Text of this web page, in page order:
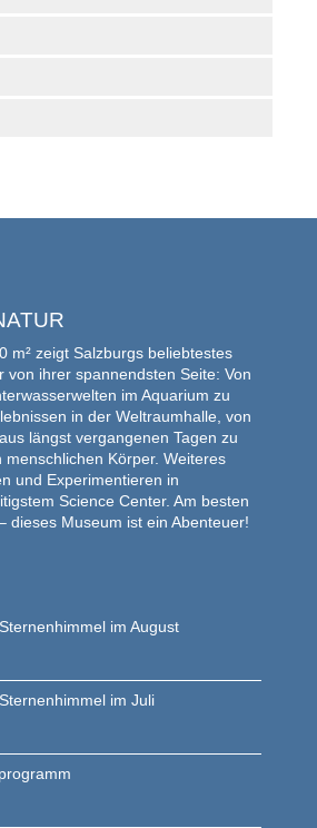
m² zeigt Salzburgs beliebtestes
von ihrer spannendsten Seite: Von
im Aquarium zu
in der Weltraumhalle, von
längst vergangenen Tagen zu
menschlichen Körper. Weiteres
und Experimentieren in
Science Center. Am besten
dieses Museum ist ein Abenteuer!
im August
im Juli